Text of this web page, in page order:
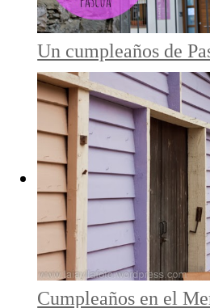
Un cumpleaños de
Cumpleaños en el